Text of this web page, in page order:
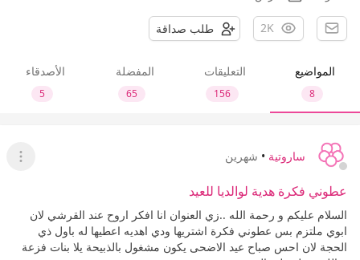
2K طلب صداقة
المواضيع
8
التعليقات
156
المفضلة
65
الأصدقاء
5
ساروتية • شهرين
عرض
عطوني فكرة هدية لوالديا للعيد
السلام عليكم و رحمة الله ..زي العنوان انا افكر اروح عند القرشي لان
ابوي ملتزم بس عطوني فكرة اشتريها ودي اهديه اعطيها له باول ذي
الحجة لان احس صباح عيد الاضحى يكون مشغول بالذبيحة يلا بنات فزعة